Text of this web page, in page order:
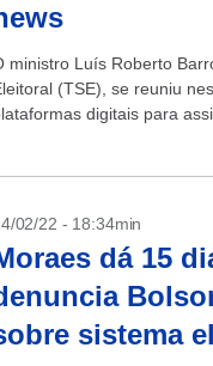
ministro Luís Roberto
(TSE), se reuniu
digitais para
02/22 - 18:34min
dá 15
sistema